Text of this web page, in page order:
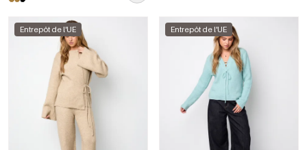
Entrepôt de l'UE Entrepôt de l'UE